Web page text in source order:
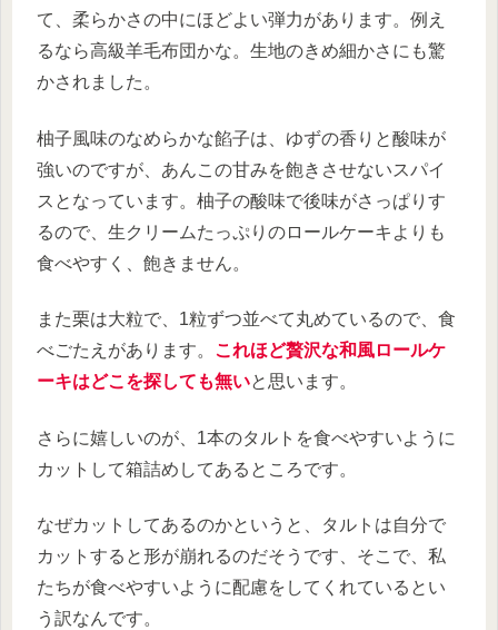
て、柔らかさの中にほどよい弾力があります。例え
るなら高級羊毛布団かな。生地のきめ細かさにも驚
かされました。
柚子風味のなめらかな餡子は、ゆずの香りと酸味が
強いのですが、あんこの甘みを飽きさせないスパイ
スとなっています。柚子の酸味で後味がさっぱりす
るので、生クリームたっぷりのロールケーキよりも
食べやすく、飽きません。
また栗は大粒で、1粒ずつ並べて丸めているので、食
べごたえがあります。 これほど贅沢な和風ロールケ
ーキはどこを探しても無いと思います。
さらに嬉しいのが、1本のタルトを食べやすいように
カットして箱詰めしてあるところです。
なぜカットしてあるのかというと、タルトは自分で
カットすると形が崩れるのだそうです、そこで、私
たちが食べやすいように配慮をしてくれているとい
う訳なんです。